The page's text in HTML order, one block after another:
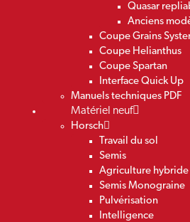
Quasar
Anciens
Coupe Grains
Coupe Helianthus
Coupe Spartan
Interface Quick Up
Manuels techniques PDF
Matériel neuf
Horsch
Travail du sol
Semis
Agriculture hybride
Semis Monograine
Pulvérisation
Intelligence